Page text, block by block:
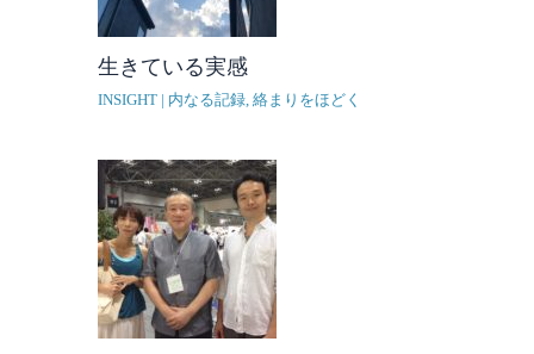
生きている実感
INSIGHT | 内なる記録, 絡まりをほどく